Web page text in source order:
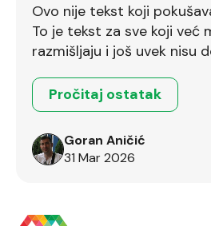
Ovo nije tekst koji
To je tekst za sve koji već
razmišljaju i još uvek nisu doneli odluku.
Pročitaj ostatak
Goran Aničić
31 Mar 2026